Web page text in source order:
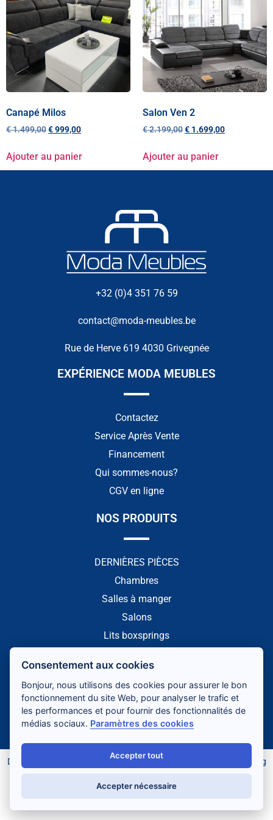
Canapé Milos
€1.499,00€999,00
Ajouter au panier
Salon Ven 2
€2.199,00€ 1.699,00
Ajouter au panier
+32 (0)4 351 76 59
contact@moda-meubles.be
Rue de Herve 619 4030 Grivegnée
EXPÉRIENCE MODA MEUBLES
Contactez
Service Après Vente
Financement
Qui sommes-nous?
CGV en ligne
NOS PRODUITS
DERNIÈRES PIÈCES
Chambres
Salles à manger
Salons
Lits boxsprings
NOTRE PAGE FACEBOOK
Développement web maintenance et support Gadiros Consulting
Nederlands(Néerlandais)
Consentement aux cookies
Bonjour, nous utilisons des cookies pour assurer le bon
fonctionnement du site Web, pour analyser le trafic et
les performances et pour fournir des fonctionnalités de
médias sociaux. Paramètres des cookies
Accepter tout
Accepter nécessaire